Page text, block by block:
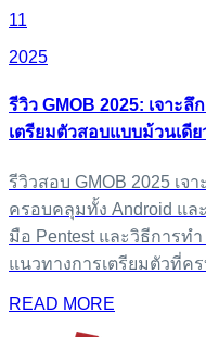
11
2025
รีวิว GMOB 2025: เจาะ
เตรียมตัวสอบแบบม้วนเดีย
รีวิวสอบ GMOB 2025 เจ
ครอบคลุมทั้ง Android แล
มือ Pentest และวิธีการท
แนวทางการเตรียมตัวที่ค
READ MORE